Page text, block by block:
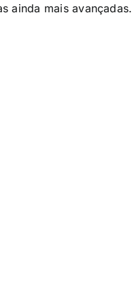
ainda mais avançadas.